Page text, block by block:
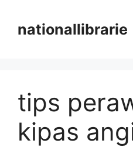
contentnationallibrarie
tips
kipas